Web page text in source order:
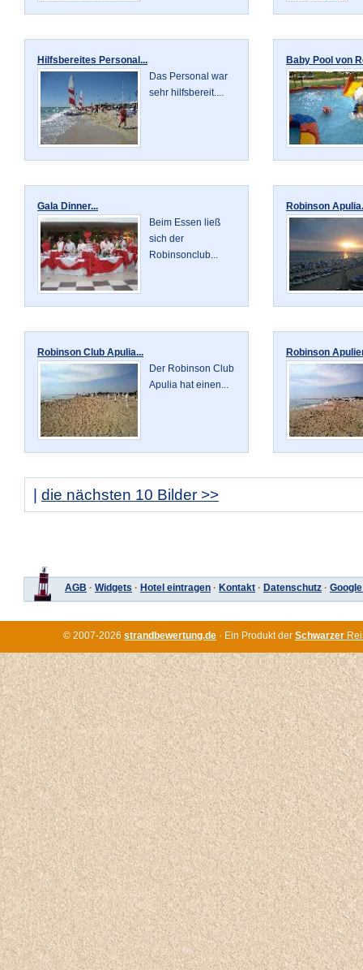
Hilfsbereites Personal...
Das Personal war
sehr hilfsbereit....
Baby Pool von
Gala Dinner...
Beim Essen ließ
sich der
Robinsonclub...
Robinson
Robinson Club Apulia...
Der Robinson Club
Apulia hat einen...
Robinson
die nächsten 10 Bilder >>
AGB · Widgets · Hotel eintragen · Kontakt · Datenschutz ·
© 2007-2026 strandbewertung.de · Ein Produkt der Schwarzer